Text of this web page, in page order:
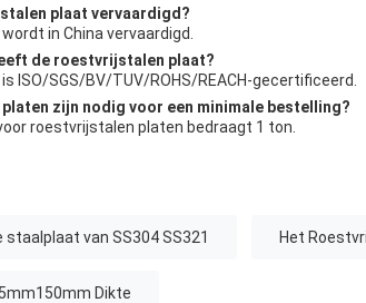
plaat vervaardigd?
in China vervaardigd.
de roestvrijstalen plaat?
ISO/SGS/BV/TUV/ROHS/REACH-gecertificeerd.
zijn nodig voor een minimale bestelling?
roestvrijstalen platen bedraagt 1 ton.
staalplaat van SS304 SS321 Het
Dikte